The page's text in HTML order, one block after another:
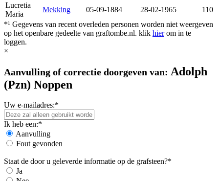
Lucretia
Maria
Mekking 05-09-1884 28-02-1965
110
*¹ Gegevens van recent overleden personen worden niet weergeven
op het openbare gedeelte van graftombe.nl. klik hierom in te
loggen.
×
Aanvulling of correctie doorgeven van: Adolph
(Pzn) Noppen
Uw e-mailadres:*
Ik heb een:*
Aanvulling
Fout gevonden
Staat de door u geleverde informatie op de grafsteen?*
Ja